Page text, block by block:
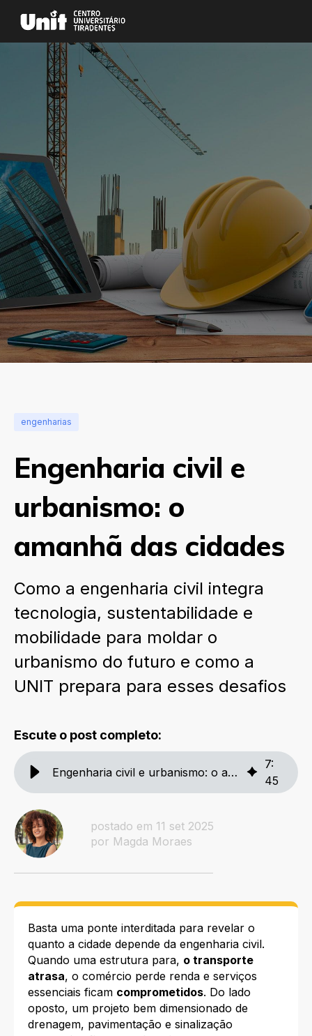
engenharias
Engenharia civil e
urbanismo: o
amanhã das cidades
Como a engenharia civil integra
tecnologia, sustentabilidade e
mobilidade para moldar o
urbanismo do futuro e como a
UNIT prepara para esses desafios
Escute o post completo:
Engenharia civil e urbanismo: o amanhã das cidades
7:
45
postado em 11 set 2025
por Magda Moraes
Basta uma ponte interditada para revelar o
quanto a cidade depende da engenharia civil.
Quando uma estrutura para, o transporte
atrasa, o comércio perde renda e serviços
essenciais ficam comprometidos. Do lado
oposto, um projeto bem dimensionado de
drenagem, pavimentação e sinalização